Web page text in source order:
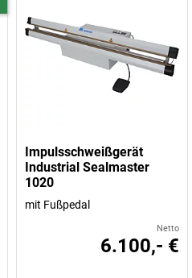
Impulsschweißgerät
Industrial Sealmaster
1020
mit Fußpedal
Netto
6.100,- €